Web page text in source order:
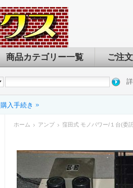
商品カテゴリー一覧 ご注
購入手続き
ホーム アンプ 窪田式 モノパワー/１台(委